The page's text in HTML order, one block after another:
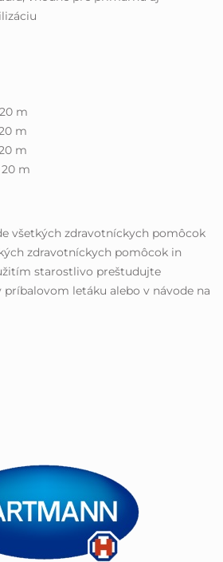
m
m
m
m
všetkých zdravotníckych pomôcok
zdravotníckych pomôcok in
starostlivo preštudujte
príbalovom letáku alebo v návode na